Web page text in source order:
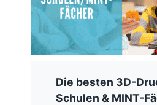
Die besten 3D-
Schulen & MINT-